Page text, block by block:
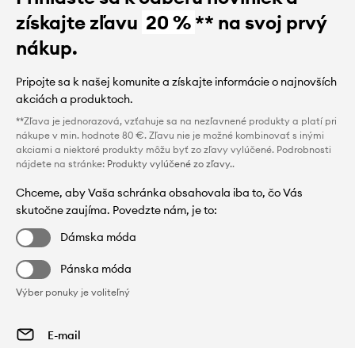
získajte zľavu 20 %** na svoj prvý
nákup.
Pripojte sa k našej komunite a získajte informácie o najnovších
akciách a produktoch.
**Zľava je jednorazová, vzťahuje sa na nezľavnené produkty a platí pri
nákupe v min. hodnote 80 €. Zľavu nie je možné kombinovať s inými
akciami a niektoré produkty môžu byť zo zľavy vylúčené. Podrobnosti
nájdete na stránke: Produkty vylúčené zo zľavy..
Chceme, aby Vaša schránka obsahovala iba to, čo Vás
skutočne zaujíma. Povedzte nám, je to:
Dámska móda
Pánska móda
Výber ponuky je voliteľný